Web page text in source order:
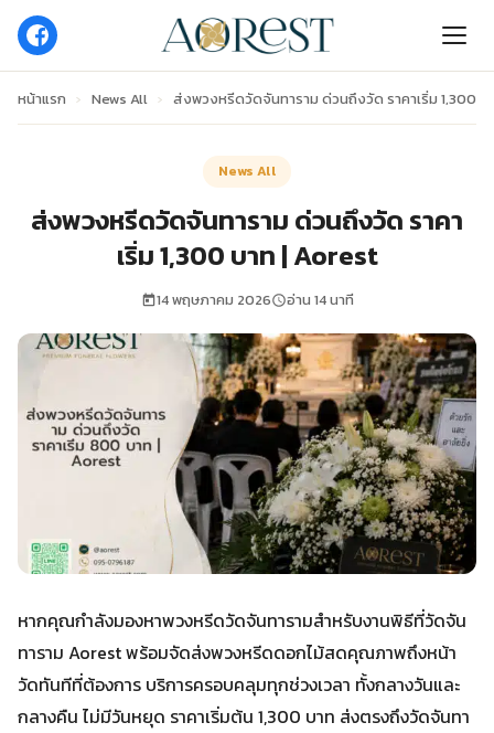
หน้าแรก › News All › ส่งพวงหรีดวัดจันทาราม ด่วนถึงวัด ราคาเริ่ม 1,300 บ
News All
ส่งพวงหรีดวัดจันทาราม ด่วนถึงวัด ราคา
เริ่ม 1,300 บาท | Aorest
14 พฤษภาคม 2026 อ่าน 14 นาที
หากคุณกำลังมองหาพวงหรีดวัดจันทารามสำหรับงานพิธีที่วัดจัน
ทาราม Aorest พร้อมจัดส่งพวงหรีดดอกไม้สดคุณภาพถึงหน้า
วัดทันทีที่ต้องการ บริการครอบคลุมทุกช่วงเวลา ทั้งกลางวันและ
กลางคืน ไม่มีวันหยุด ราคาเริ่มต้น 1,300 บาท ส่งตรงถึงวัดจันทา